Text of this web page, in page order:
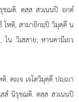
ฌติ. ตสฺส สวเนนปิ อกตํ
หติ, สามายิกมฺปิ วิมุตฺตึ น
น วิเสสาย; หานคามีเยว
ติ. ตฺจ เจโตวิมุตฺตึ ปฺา
สํ นิรุชฺฌติ. ตสฺส สวเนนปิ